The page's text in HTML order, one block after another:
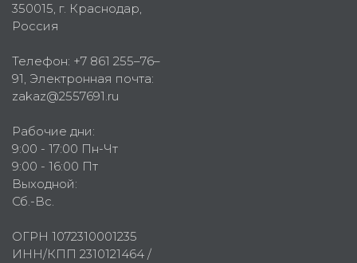
350015, г. Краснодар,
Россия
Телефон: +7 861 255–76–
91, Электронная почта:
zakaz@2557691.ru
Рабочие дни:
9:00 - 17:00 Пн-Чт
9:00 - 16:00 Пт
Выходной:
Сб.-Вс.
ОГРН 1072310001235
ИНН/КПП 2310121464 /